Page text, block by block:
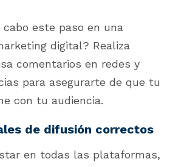
este paso en una
digital? Realiza
comentarios en redes y
para asegurarte de que tu
con tu audiencia.
de difusión correctos
en todas las plataformas,